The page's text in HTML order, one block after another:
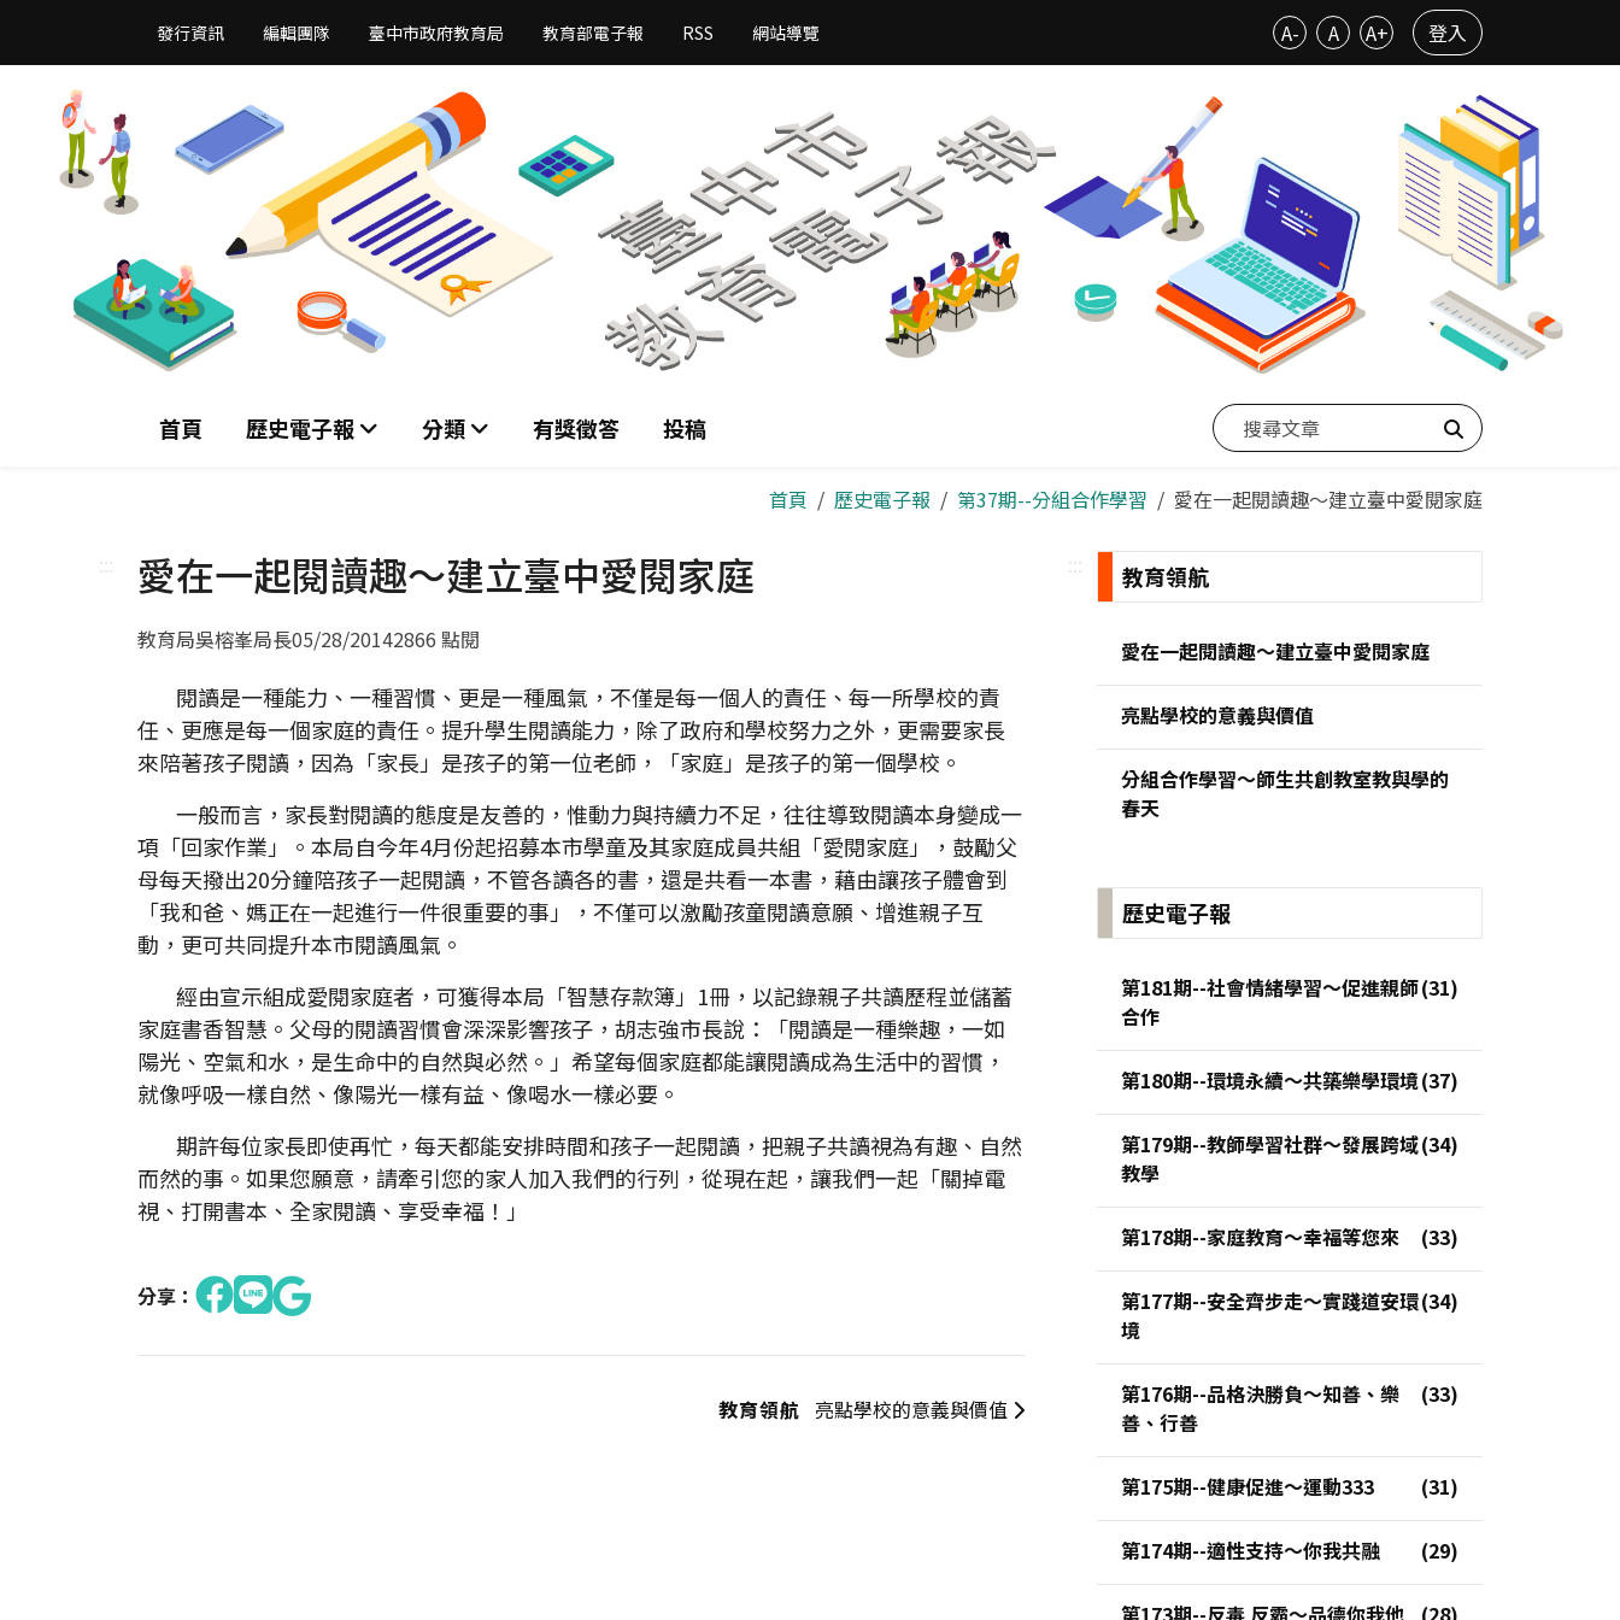
主
發行資訊 編輯團隊 臺中市政府教育局 教育部電子報 RSS 網站導覽 A- A A+ 登入
首頁 歷史電子報 分類 有獎徵答 投稿
搜尋
首頁 歷史電子報 第37期--分組合作學習 愛在一起閱讀趣～建立臺中愛閱家庭
::: 愛在一起閱讀趣～建立臺中愛閱家庭
教育局吳榕峯局長05/28/20142866 點閱
閱讀是一種能力、一種習慣、更是一種風氣，不僅是每一個人的責任、每一所學校的責
任、更應是每一個家庭的責任。提升學生閱讀能力，除了政府和學校努力之外，更需要家長
來陪著孩子閱讀，因為「家長」是孩子的第一位老師，「家庭」是孩子的第一個學校。
一般而言，家長對閱讀的態度是友善的，惟動力與持續力不足，往往導致閱讀本身變成一
項「回家作業」。本局自今年4月份起招募本市學童及其家庭成員共組「愛閱家庭」，鼓勵父
母每天撥出20分鐘陪孩子一起閱讀，不管各讀各的書，還是共看一本書，藉由讓孩子體會到
「我和爸、媽正在一起進行一件很重要的事」，不僅可以激勵孩童閱讀意願、增進親子互
動，更可共同提升本市閱讀風氣。
經由宣示組成愛閱家庭者，可獲得本局「智慧存款簿」1冊，以記錄親子共讀歷程並儲蓄
家庭書香智慧。父母的閱讀習慣會深深影響孩子，胡志強市長說：「閱讀是一種樂趣，一如
陽光、空氣和水，是生命中的自然與必然。」希望每個家庭都能讓閱讀成為生活中的習慣，
就像呼吸一樣自然、像陽光一樣有益、像喝水一樣必要。
期許每位家長即使再忙，每天都能安排時間和孩子一起閱讀，把親子共讀視為有趣、自然
而然的事。如果您願意，請牽引您的家人加入我們的行列，從現在起，讓我們一起「關掉電
視、打開書本、全家閱讀、享受幸福！」
分享：
教育領航 亮點學校的意義與價值
::: 教育領航
愛在一起閱讀趣～建立臺中愛閱家庭
亮點學校的意義與價值
分組合作學習～師生共創教室教與學的
春天
歷史電子報
第181期--社會情緒學習～促進親師
合作
第180期--環境永續～共築樂學環境
第179期--教師學習社群～發展跨域
教學
第178期--家庭教育～幸福等您來
第177期--安全齊步走～實踐道安環
境
第176期--品格決勝負～知善、樂
善、行善
第175期--健康促進～運動333
第174期--適性支持～你我共融
第173期--反毒 反霸～品德你我他